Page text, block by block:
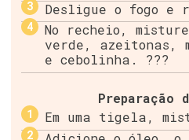
Desligue o fogo e
No recheio,
verde, azeitonas,
e cebolinha. ???
Preparação
Em uma tigela,